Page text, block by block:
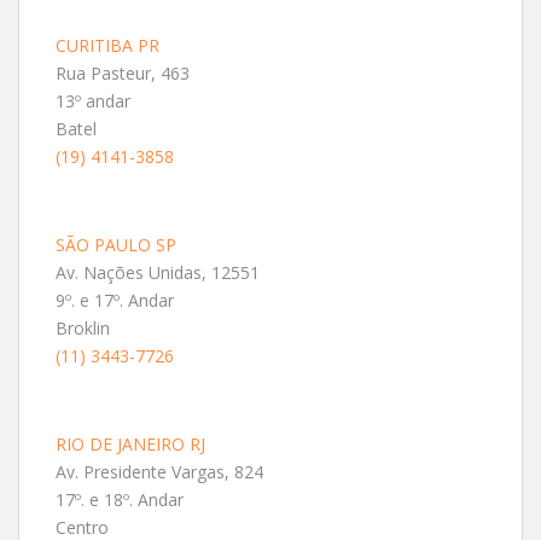
CURITIBA PR
Rua Pasteur, 463
13º andar
Batel
(19) 4141-3858
SÃO PAULO SP
Av. Nações Unidas, 12551
9º. e 17º. Andar
Broklin
(11) 3443-7726
RIO DE JANEIRO RJ
Av. Presidente Vargas, 824
17º. e 18º. Andar
Centro